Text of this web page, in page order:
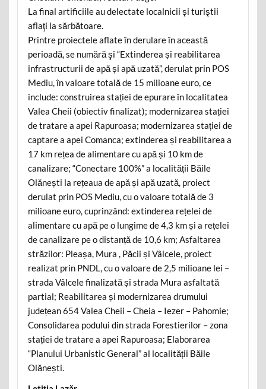
La final artificiile au delectate localnicii şi turiştii
aflaţi la sărbătoare.
Printre proiectele aflate în derulare în această
perioadă, se numără şi “Extinderea și reabilitarea
infrastructurii de apă și apă uzată”, derulat prin POS
Mediu, în valoare totală de 15 milioane euro, ce
include: construirea stației de epurare în localitatea
Valea Cheii (obiectiv finalizat); modernizarea stației
de tratare a apei Rapuroasa; modernizarea stației de
captare a apei Comanca; extinderea și reabilitarea a
17 km rețea de alimentare cu apă și 10 km de
canalizare; “Conectare 100%” a localității Băile
Olănești la rețeaua de apă și apă uzată, proiect
derulat prin POS Mediu, cu o valoare totală de 3
milioane euro, cuprinzând: extinderea rețelei de
alimentare cu apă pe o lungime de 4,3 km și a rețelei
de canalizare pe o distanță de 10,6 km; Asfaltarea
străzilor: Pleașa, Mura , Păcii și Vâlcele, proiect
realizat prin PNDL, cu o valoare de 2,5 milioane lei –
strada Vâlcele finalizată și strada Mura asfaltată
partial; Reabilitarea și modernizarea drumului
județean 654 Valea Cheii – Cheia – Iezer – Pahomie;
Consolidarea podului din strada Forestierilor – zona
stației de tratare a apei Rapuroasa; Elaborarea
“Planului Urbanistic General” al localității Băile
Olănești.